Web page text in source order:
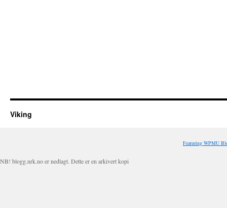
Viking
Featuring WPMU
NB! blogg.nrk.no er nedlagt. Dette er en arkivert kopi